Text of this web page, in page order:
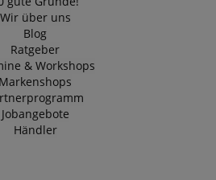
Wir über uns
Blog
Ratgeber
& Workshops
Markenshops
Jobangebote
Händler